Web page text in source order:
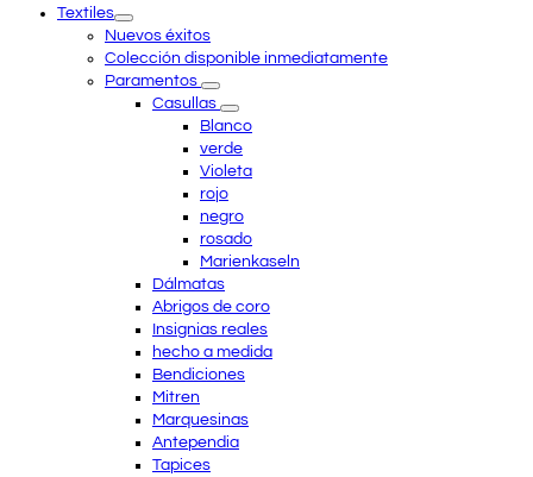
menuTextiles
Nuevos éxitos
Colección disponible inmediatamente
Paramentos
Casullas
Blanco
verde
Violeta
rojo
negro
rosado
Marienkaseln
Dálmatas
Abrigos de coro
Insignias reales
hecho a medida
Bendiciones
Mitren
Marquesinas
Antependia
Tapices